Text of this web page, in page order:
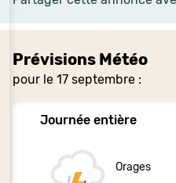
Prévisions Météo
pour le 17 septembre :
Journée entière
Orages